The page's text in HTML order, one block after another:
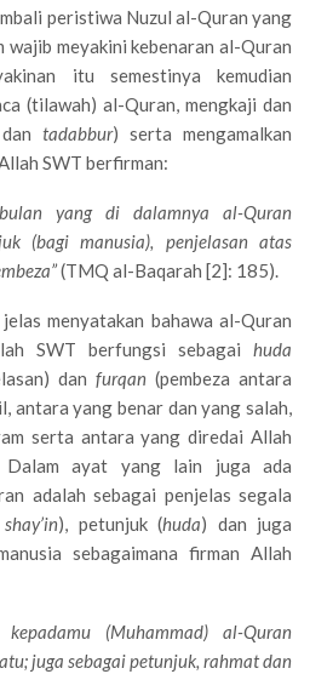
peristiwa Nuzul al-Quran yang
wajib meyakini kebenaran al-Quran
itu semestinya kemudian
(tilawah) al-Quran, mengkaji dan
dan tadabbur) serta mengamalkan
SWT berfirman:
yang di dalamnya al-Quran
(bagi manusia), penjelasan atas
(TMQ al-Baqarah [2]: 185).
menyatakan bahawa al-Quran
SWT berfungsi sebagai huda
dan furqan (pembeza antara
antara yang benar dan yang salah,
serta antara yang diredai Allah
ayat yang lain juga ada
adalah sebagai penjelas segala
), petunjuk (huda) dan juga
sebagaimana firman Allah
(Muhammad) al-Quran
juga sebagai petunjuk, rahmat dan